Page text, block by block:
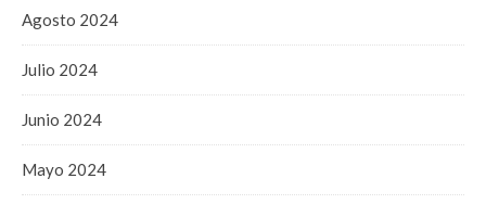
Agosto 2024
Julio 2024
Junio 2024
Mayo 2024